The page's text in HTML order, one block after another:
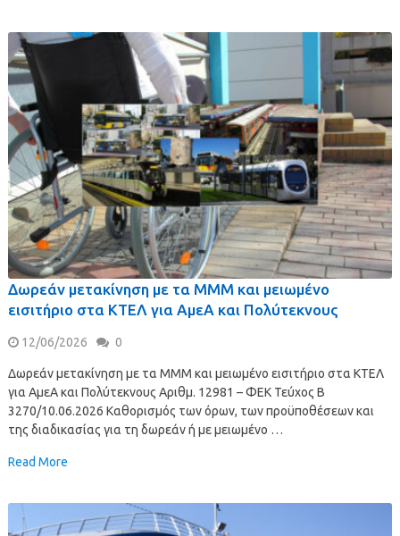
Δωρεάν μετακίνηση με τα ΜΜΜ και μειωμένο
εισιτήριο στα ΚΤΕΛ για ΑμεΑ και Πολύτεκνους
12/06/2026 0
Δωρεάν μετακίνηση με τα ΜΜΜ και μειωμένο εισιτήριο στα ΚΤΕΛ
για ΑμεΑ και Πολύτεκνους Αριθμ. 12981 – ΦΕΚ Τεύχος Β
3270/10.06.2026 Καθορισμός των όρων, των προϋποθέσεων και
της διαδικασίας για τη δωρεάν ή με μειωμένο …
Read More